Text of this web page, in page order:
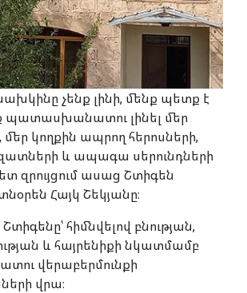
չենք լինի, մենք պետք է
պատասխանատու լինել մեր
կողքին ապրող հերոսների,
և ապագա սերունդների
զրույցում ասաց Շտիգեն
Հայկ Շեկյանը։
հիմնվելով բնության,
և հայրենիքի նկատմամբ
վերաբերմունքի
վրա։